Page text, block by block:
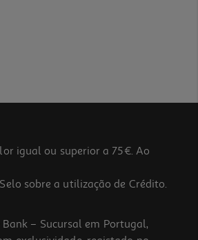
igual ou superior a 75€. Ao
sobre a utilização de Crédito.
– Sucursal em Portugal,